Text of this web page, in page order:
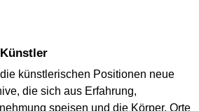
Künstler
künstlerischen Positionen neue
die sich aus Erfahrung,
speisen und die Körper, Orte